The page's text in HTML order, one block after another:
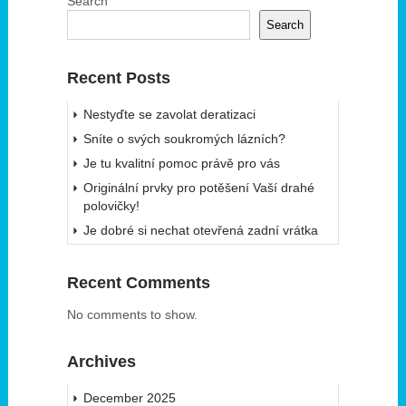
Search
Recent Posts
Nestyďte se zavolat deratizaci
Sníte o svých soukromých lázních?
Je tu kvalitní pomoc právě pro vás
Originální prvky pro potěšení Vaší drahé
polovičky!
Je dobré si nechat otevřená zadní vrátka
Recent Comments
No comments to show.
Archives
December 2025